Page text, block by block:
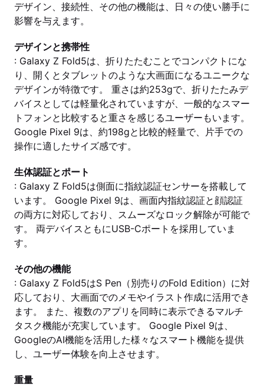
デザイン、接続性、その他の機能は、日々の使い勝手に
影響を与えます。
デザインと携帯性
: Galaxy Z Fold5は、折りたたむことでコンパクトにな
り、開くとタブレットのような大画面になるユニークな
デザインが特徴です。 重さは約253gで、折りたたみデ
バイスとしては軽量化されていますが、一般的なスマー
トフォンと比較すると重さを感じるユーザーもいます。
Google Pixel 9は、約198gと比較的軽量で、片手での
操作に適したサイズ感です。
生体認証とポート
: Galaxy Z Fold5は側面に指紋認証センサーを搭載して
います。 Google Pixel 9は、画面内指紋認証と顔認証
の両方に対応しており、スムーズなロック解除が可能で
す。 両デバイスともにUSB-Cポートを採用していま
す。
その他の機能
: Galaxy Z Fold5はS Pen（別売りのFold Edition）に対
応しており、大画面でのメモやイラスト作成に活用でき
ます。 また、複数のアプリを同時に表示できるマルチ
タスク機能が充実しています。 Google Pixel 9は、
GoogleのAI機能を活用した様々なスマート機能を提供
し、ユーザー体験を向上させます。
重量